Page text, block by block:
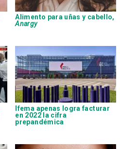
Alimento para uñas y cabello,
Anargy
Ifema apenas logra facturar
en 2022 la cifra
prepandémica